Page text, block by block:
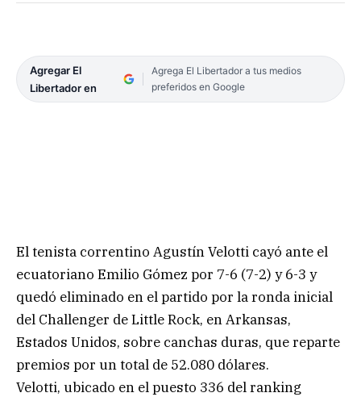
Agregar El
Libertador en
Agrega El Libertador a tus medios
preferidos en Google
El tenista correntino Agustín Velotti cayó ante el
ecuatoriano Emilio Gómez por 7-6 (7-2) y 6-3 y
quedó eliminado en el partido por la ronda inicial
del Challenger de Little Rock, en Arkansas,
Estados Unidos, sobre canchas duras, que reparte
premios por un total de 52.080 dólares.
Velotti, ubicado en el puesto 336 del ranking